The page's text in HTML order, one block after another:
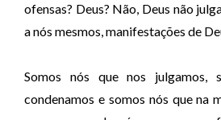
ofensas? Deus? Não, Deus não
a nós mesmos, manifestações de
Somos nós que nos julgamos,
condenamos e somos nós que na